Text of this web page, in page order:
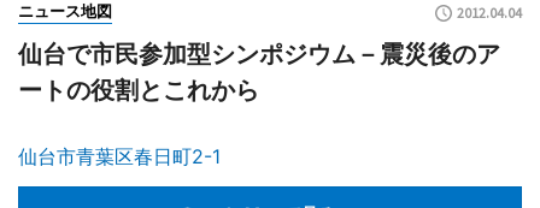
ニュース地図 2012.04.04
仙台で市民参加型シンポジウム－震災後のア
ートの役割とこれから
仙台市青葉区春日町2-1